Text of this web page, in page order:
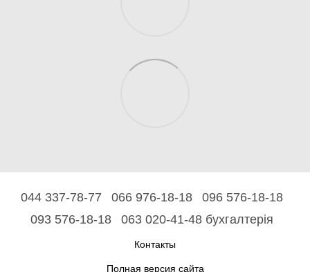
044 337-78-77 066 976-18-18
096 576-18-18
093 576-18-18
063 020-41-48 бухгалтерія
Контакты
Полная версия сайта